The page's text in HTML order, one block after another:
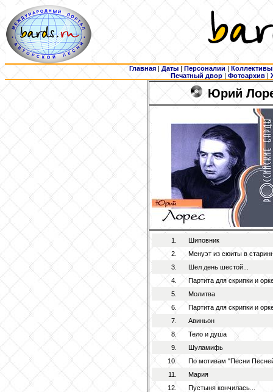
Главная | Даты | Персоналии | Коллективы
Печатный двор | Фотоархив |
Юрий
1.
Шиповник
2.
Менуэт из сюиты в
3.
Шел день шестой...
4.
Партита для скрипки и
5.
Молитва
6.
Партита для скрипки и
7.
Авиньон
8.
Тело и душа
9.
Шуламифь
10.
По мотивам "Песни
11.
Мария
12.
Пустыня кончилась...